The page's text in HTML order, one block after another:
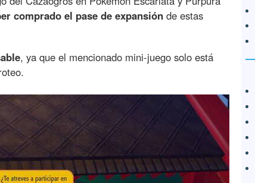
comprado el pase de expansión de estas
, ya que el mencionado mini-juego solo está